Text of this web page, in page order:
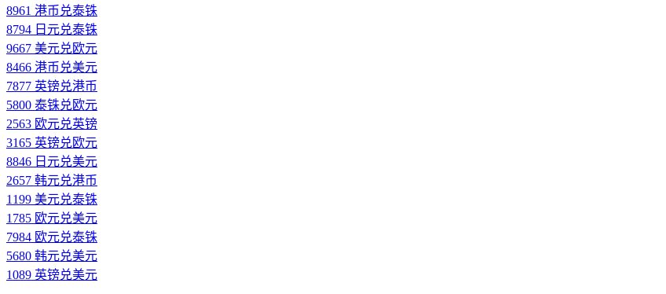
8961 港币兑泰铢
8794 日元兑泰铢
9667 美元兑欧元
8466 港币兑美元
7877 英镑兑港币
5800 泰铢兑欧元
2563 欧元兑英镑
3165 英镑兑欧元
8846 日元兑美元
2657 韩元兑港币
1199 美元兑泰铢
1785 欧元兑美元
7984 欧元兑泰铢
5680 韩元兑美元
1089 英镑兑美元